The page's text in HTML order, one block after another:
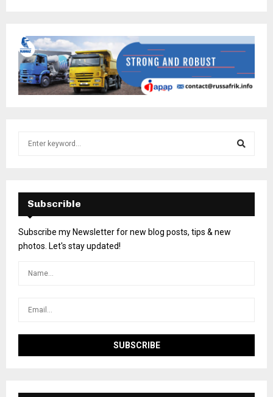
Subscrible
Subscribe my Newsletter for new blog posts, tips & new
photos. Let's stay updated!